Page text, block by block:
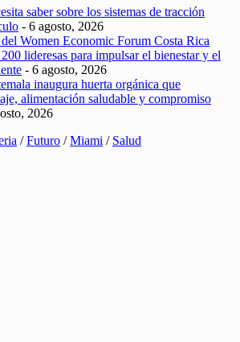
saber sobre los sistemas de tracción
- 6 agosto, 2026
Women Economic Forum Costa Rica
lideresas para impulsar el bienestar y el
- 6 agosto, 2026
inaugura huerta orgánica que
alimentación saludable y compromiso
2026
/Futuro /Miami / Salud